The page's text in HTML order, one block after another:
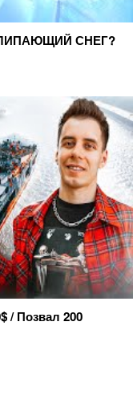
СНЕГ?
Позвал 200